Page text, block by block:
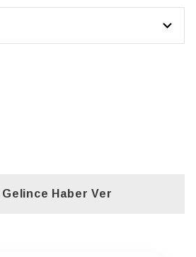
Haber Ver